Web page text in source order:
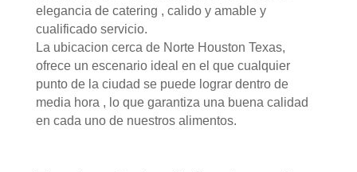
elegancia de catering , calido y amable y
cualificado servicio.
La ubicacion cerca de Norte Houston Texas,
ofrece un escenario ideal en el que cualquier
punto de la ciudad se puede lograr dentro de
media hora , lo que garantiza una buena calidad
en cada uno de nuestros alimentos.